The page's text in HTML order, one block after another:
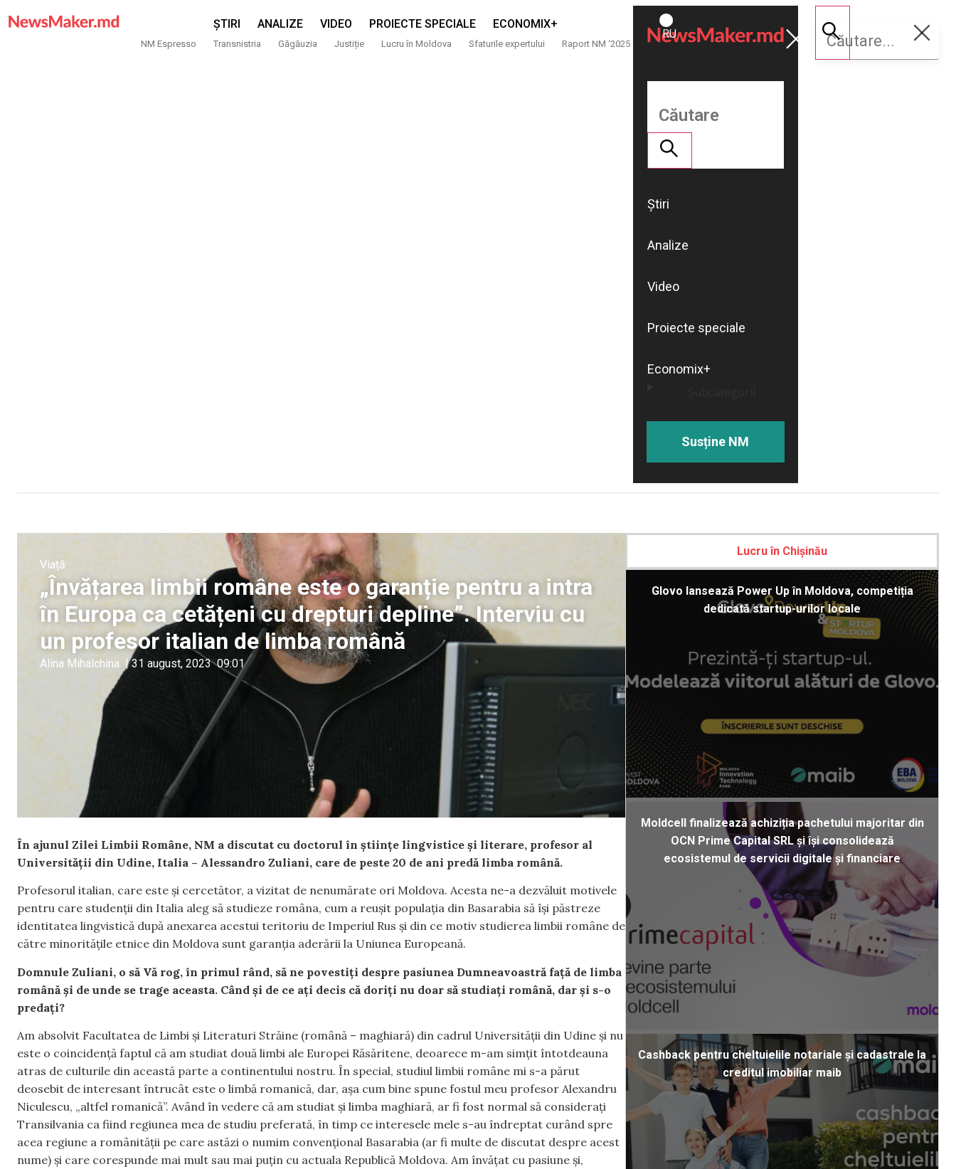
ȘTIRI ANALIZE VIDEO PROIECTE SPECIALE ECONOMIX+
NM Espresso Transnistria Găgăuzia Justiție Lucru în Moldova Sfaturile expertului Raport NM ‘2025
ROMÂNĂ
RU
Susține
NM
Știri
Analize
Video
Proiecte speciale
Economix+
Susține NM
Viață
„Învățarea limbii române este o garanție pentru a intra
în Europa ca cetățeni cu drepturi depline”. Interviu cu
un profesor italian de limba română
Alina Mihalchina | 31 august, 2023 09:01
În ajunul Zilei Limbii Române, NM a discutat cu doctorul în științe lingvistice și literare, profesor al
Universității din Udine, Italia – Alessandro Zuliani, care de peste 20 de ani predă limba română.
Profesorul italian, care este și cercetător, a vizitat de nenumărate ori Moldova. Acesta ne-a dezvăluit motivele
pentru care studenții din Italia aleg să studieze româna, cum a reușit populația din Basarabia să își păstreze
identitatea lingvistică după anexarea acestui teritoriu de Imperiul Rus și din ce motiv studierea limbii române de
către minoritățile etnice din Moldova sunt garanția aderării la Uniunea Europeană.
Domnule Zuliani, o să Vă rog, în primul rând, să ne povestiți despre pasiunea Dumneavoastră față de limba
română și de unde se trage aceasta. Când și de ce ați decis că doriți nu doar să studiați română, dar și s-o
predați?
Am absolvit Facultatea de Limbi și Literaturi Străine (română – maghiară) din cadrul Universității din Udine și nu
este o coincidență faptul că am studiat două limbi ale Europei Răsăritene, deoarece m-am simțit întotdeauna
atras de culturile din această parte a continentului nostru. În special, studiul limbii române mi s-a părut
deosebit de interesant întrucât este o limbă romanică, dar, așa cum bine spune fostul meu profesor Alexandru
Niculescu, „altfel romanică”. Având în vedere că am studiat și limba maghiară, ar fi fost normal să considerați
Transilvania ca fiind regiunea mea de studiu preferată, în timp ce interesele mele s-au îndreptat curând spre
acea regiune a românității pe care astăzi o numim convențional Basarabia (ar fi multe de discutat despre acest
nume) și care corespunde mai mult sau mai puțin cu actuala Republică Moldova. Am învățat cu pasiune și,
Lucru în Chișinău
Glovo lansează Power Up în Moldova, competiția
dedicată startup-urilor locale
Moldcell finalizează achiziția pachetului majoritar din
OCN Prime Capital SRL și își consolidează
ecosistemul de servicii digitale și financiare
Cashback pentru cheltuielile notariale și cadastrale la
creditul imobiliar maib